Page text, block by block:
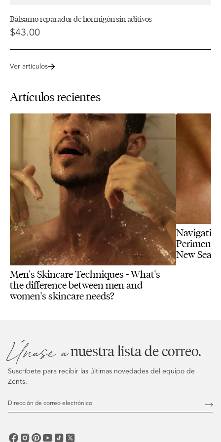
Bálsamo reparador de hormigón sin aditivos
$43.00
Ver artículos
Artículos recientes
Men's Skincare Techniques - What's
the difference between men and
women's skincare needs?
New
Únase anuestra lista de correo.
Suscríbete para recibir las últimas novedades del equipo de
Zents.
Dirección